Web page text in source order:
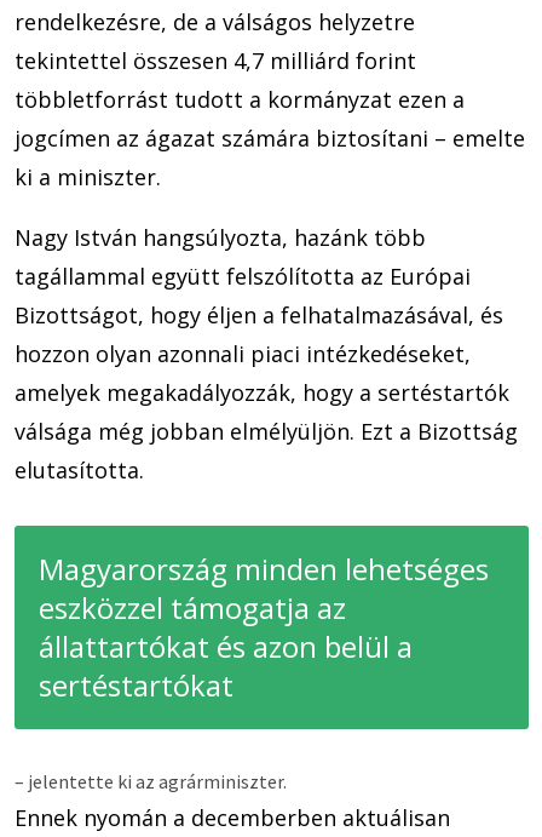
rendelkezésre, de a válságos helyzetre
tekintettel összesen 4,7 milliárd forint
többletforrást tudott a kormányzat ezen a
jogcímen az ágazat számára biztosítani – emelte
ki a miniszter.
Nagy István hangsúlyozta, hazánk több
tagállammal együtt felszólította az Európai
Bizottságot, hogy éljen a felhatalmazásával, és
hozzon olyan azonnali piaci intézkedéseket,
amelyek megakadályozzák, hogy a sertéstartók
válsága még jobban elmélyüljön. Ezt a Bizottság
elutasította.
Magyarország minden lehetséges
eszközzel támogatja az
állattartókat és azon belül a
sertéstartókat
– jelentette ki az agrárminiszter.
Ennek nyomán a decemberben aktuálisan